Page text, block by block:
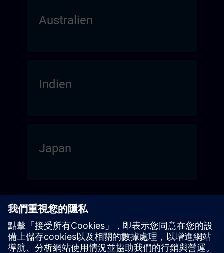
Australien
Indien
Japan
Taiwan